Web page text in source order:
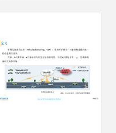
活蓝图